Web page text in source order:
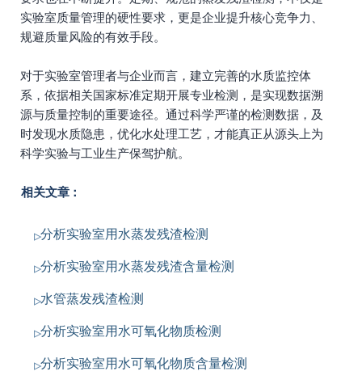
实验室质量管理的硬性要求，更是企业提升核心竞争力、
规避质量风险的有效手段。
对于实验室管理者与企业而言，建立完善的水质监控体
系，依据相关国家标准定期开展专业检测，是实现数据溯
源与质量控制的重要途径。通过科学严谨的检测数据，及
时发现水质隐患，优化水处理工艺，才能真正从源头上为
科学实验与工业生产保驾护航。
相关文章：
分析实验室用水蒸发残渣检测
分析实验室用水蒸发残渣含量检测
水管蒸发残渣检测
分析实验室用水可氧化物质检测
分析实验室用水可氧化物质含量检测